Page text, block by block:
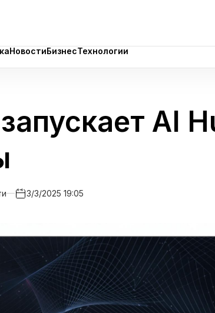
НовостиБизнесТехнологии
AI
3/3/2025 19:05